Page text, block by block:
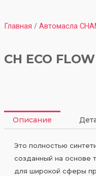
Главная / Автомасла
CH ECO
Описание
Это полностью
созданный на основе
для широкой сферы